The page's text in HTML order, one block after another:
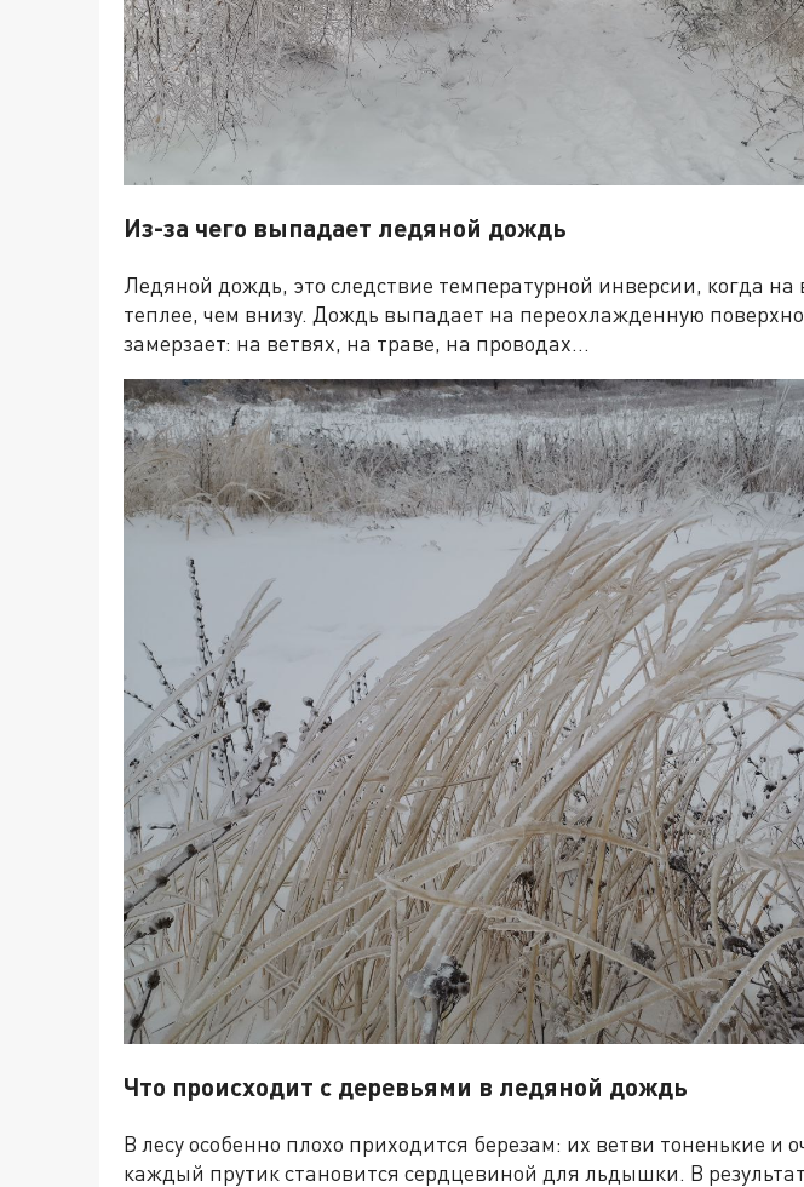
Из-за чего выпадает ледяной дождь
Ледяной дождь, это следствие температурной инверсии, когда на
теплее, чем внизу. Дождь выпадает на переохлажденную
замерзает: на ветвях, на траве, на проводах…
Что происходит с деревьями в ледяной дождь
В лесу особенно плохо приходится березам: их ветви тоненькие и
каждый прутик становится сердцевиной для льдышки. В